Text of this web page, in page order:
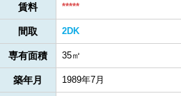
賃料 *****
間取 2DK
専有面積 35㎡
築年月 1989年7月